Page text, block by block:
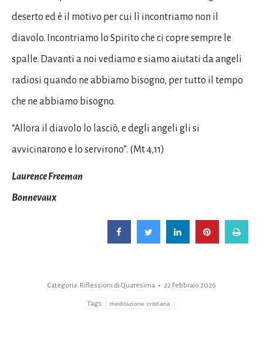
deserto ed è il motivo per cui lì incontriamo non il
diavolo. Incontriamo lo Spirito che ci copre sempre le
spalle. Davanti a noi vediamo e siamo aiutati da angeli
radiosi quando ne abbiamo bisogno, per tutto il tempo
che ne abbiamo bisogno.
“Allora il diavolo lo lasciò, e degli angeli gli si
avvicinarono e lo servirono”. (Mt 4,11)
Laurence Freeman
Bonnevaux
Categoria: Riflessioni di Quaresima 22 Febbraio 2026
Tags: meditazione cristiana